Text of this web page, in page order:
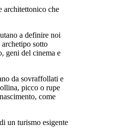
architettonico che
a definire noi
sotto
geni del cinema e
da sovraffollati e
picco o rupe
come
un turismo esigente